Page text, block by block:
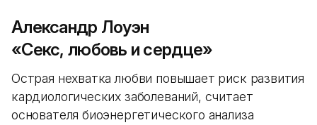
Александр Лоуэн
«Секс, любовь и сердце»
Острая нехватка любви повышает риск развития
кардиологических заболеваний, считает
основателя биоэнергетического анализа